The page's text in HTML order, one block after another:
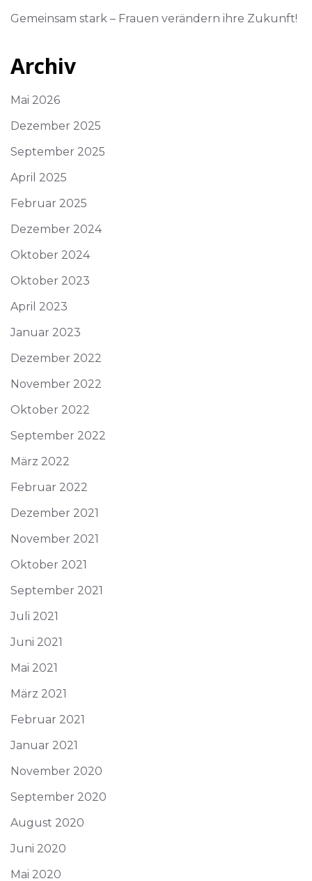
Gemeinsam stark – Frauen verändern ihre Zukunft!
Archiv
Mai 2026
Dezember 2025
September 2025
April 2025
Februar 2025
Dezember 2024
Oktober 2024
Oktober 2023
April 2023
Januar 2023
Dezember 2022
November 2022
Oktober 2022
September 2022
März 2022
Februar 2022
Dezember 2021
November 2021
Oktober 2021
September 2021
Juli 2021
Juni 2021
Mai 2021
März 2021
Februar 2021
Januar 2021
November 2020
September 2020
August 2020
Juni 2020
Mai 2020